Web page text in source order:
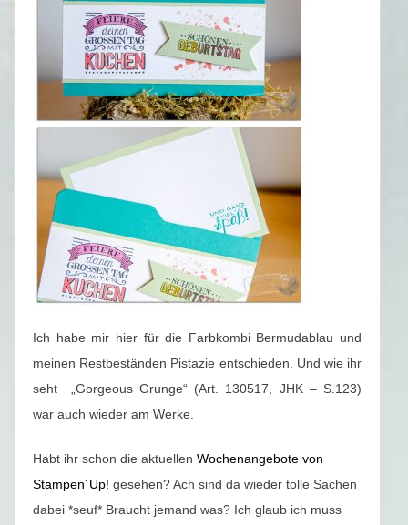
Ich habe mir hier für die Farbkombi Bermudablau und
meinen Restbeständen Pistazie entschieden. Und wie ihr
seht „Gorgeous Grunge“ (Art. 130517, JHK – S.123)
war auch wieder am Werke.
Habt ihr schon die aktuellen Wochenangebote von
Stampen´Up! gesehen? Ach sind da wieder tolle Sachen
dabei *seuf* Braucht jemand was? Ich glaub ich muss